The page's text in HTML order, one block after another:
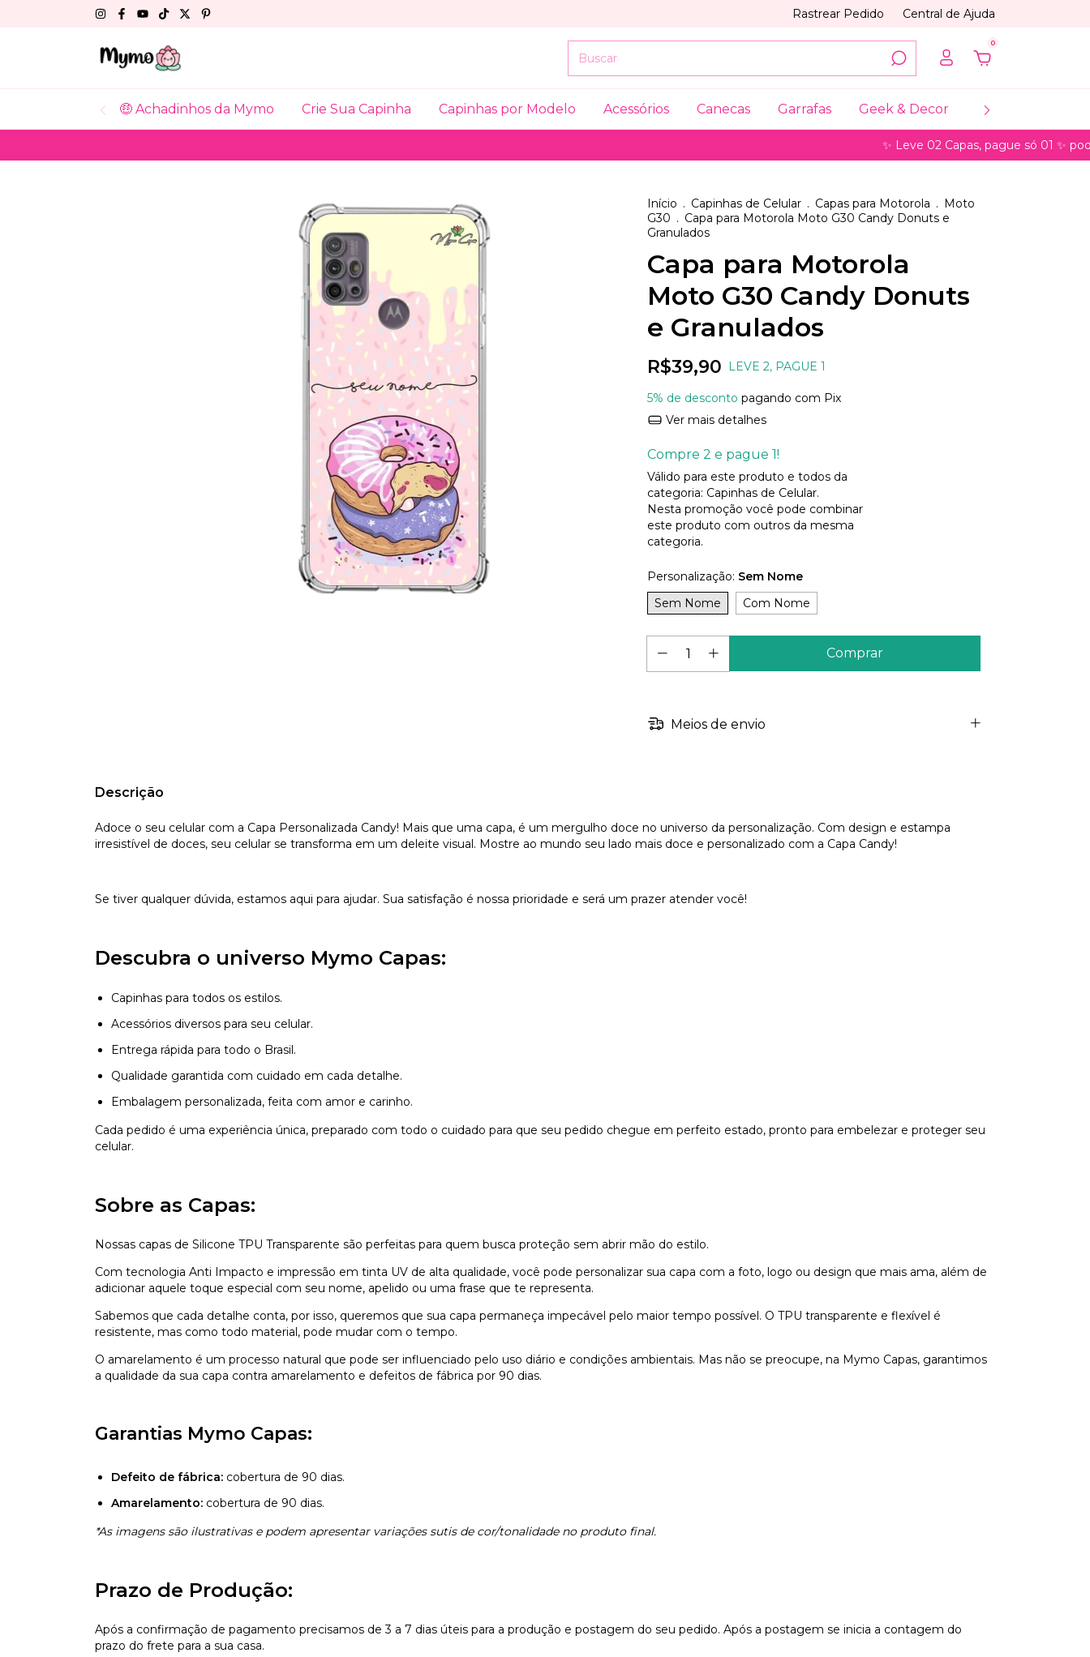
Rastrear Pedido Central de Ajuda
0
🤑 Achadinhos da Mymo Crie Sua Capinha Capinhas por Modelo Acessórios Canecas Garrafas Geek & Decor Coleções
✨ Leve 02 Capas, pague só 01 ✨ pode ser
Início . Capinhas de Celular . Capas para Motorola . Moto
G30 . Capa para Motorola Moto G30 Candy Donuts e
Granulados
Capa para Motorola
Moto G30 Candy Donuts
e Granulados
R$39,90 LEVE 2, PAGUE 1
5% de desconto pagando com Pix
Ver mais detalhes
Compre 2 e pague 1!
Válido para este produto e todos da
categoria: Capinhas de Celular.
Nesta promoção você pode combinar
este produto com outros da mesma
categoria.
Personalização: Sem Nome
Sem Nome
Com Nome
Meios de envio
Descrição
Adoce o seu celular com a Capa Personalizada Candy! Mais que uma capa, é um mergulho doce no universo da personalização. Com design e estampa
irresistível de doces, seu celular se transforma em um deleite visual. Mostre ao mundo seu lado mais doce e personalizado com a Capa Candy!
Se tiver qualquer dúvida, estamos aqui para ajudar. Sua satisfação é nossa prioridade e será um prazer atender você!
Descubra o universo Mymo Capas:
Capinhas para todos os estilos.
Acessórios diversos para seu celular.
Entrega rápida para todo o Brasil.
Qualidade garantida com cuidado em cada detalhe.
Embalagem personalizada, feita com amor e carinho.
Cada pedido é uma experiência única, preparado com todo o cuidado para que seu pedido chegue em perfeito estado, pronto para embelezar e proteger seu
celular.
Sobre as Capas:
Nossas capas de Silicone TPU Transparente são perfeitas para quem busca proteção sem abrir mão do estilo.
Com tecnologia Anti Impacto e impressão em tinta UV de alta qualidade, você pode personalizar sua capa com a foto, logo ou design que mais ama, além de
adicionar aquele toque especial com seu nome, apelido ou uma frase que te representa.
Sabemos que cada detalhe conta, por isso, queremos que sua capa permaneça impecável pelo maior tempo possível. O TPU transparente e flexível é
resistente, mas como todo material, pode mudar com o tempo.
O amarelamento é um processo natural que pode ser influenciado pelo uso diário e condições ambientais. Mas não se preocupe, na Mymo Capas, garantimos
a qualidade da sua capa contra amarelamento e defeitos de fábrica por 90 dias.
Garantias Mymo Capas:
Defeito de fábrica: cobertura de 90 dias.
Amarelamento: cobertura de 90 dias.
*As imagens são ilustrativas e podem apresentar variações sutis de cor/tonalidade no produto final.
Prazo de Produção:
Após a confirmação de pagamento precisamos de 3 a 7 dias úteis para a produção e postagem do seu pedido. Após a postagem se inicia a contagem do
prazo do frete para a sua casa.